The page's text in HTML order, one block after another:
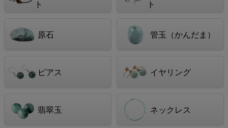
ト ト
原石 管玉（かんだま）
ピアス イヤリング
翡翠玉 ネックレス